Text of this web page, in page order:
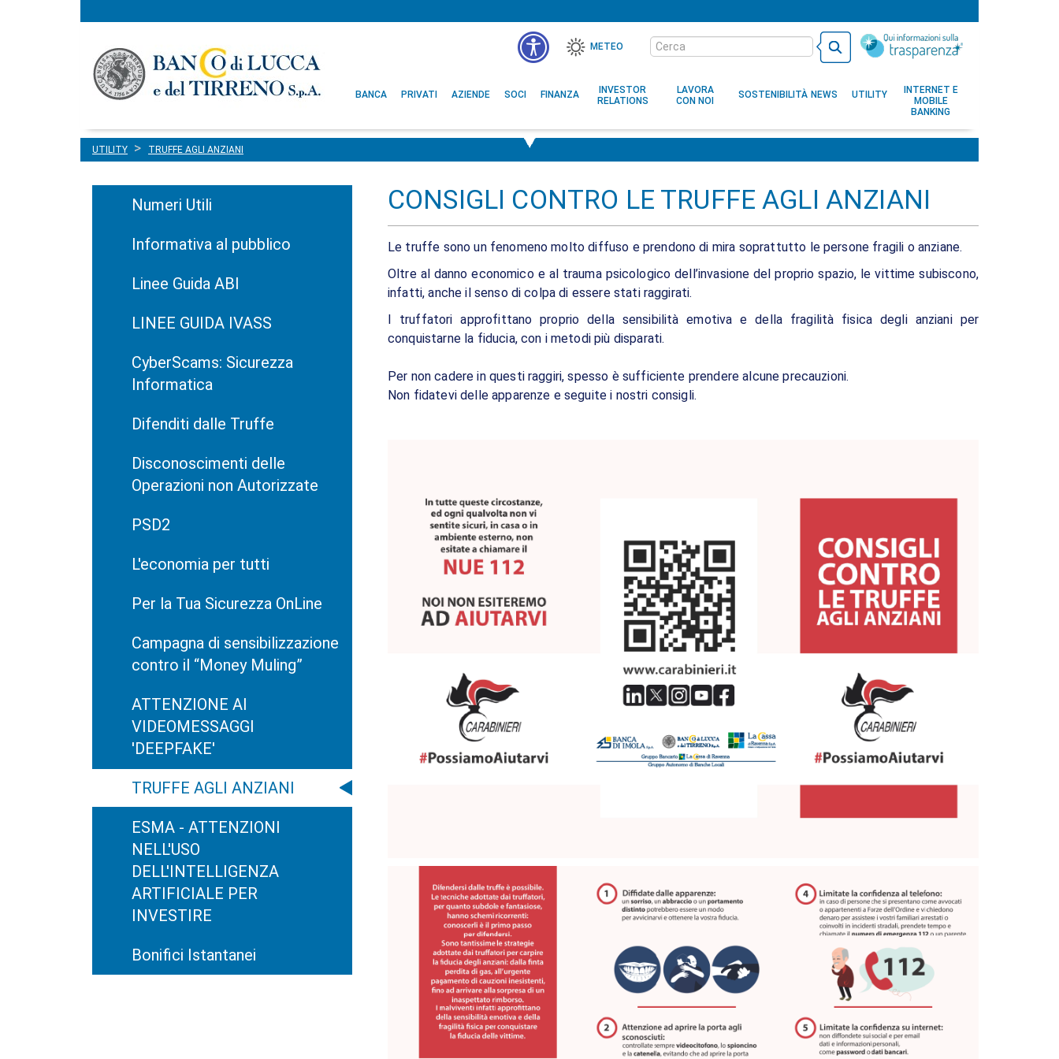
METEO
Cerca
nel
sito
principale
BANCA PRIVATI AZIENDE SOCI FINANZA
INVESTOR
RELATIONS
LAVORA
CON NOI
SOSTENIBILITÀ NEWS UTILITY
INTERNET E
MOBILE
BANKING
UTILITY TRUFFE AGLI ANZIANI
Numeri Utili
Informativa al pubblico
Linee Guida ABI
LINEE GUIDA IVASS
CyberScams: Sicurezza
Informatica
Difenditi dalle Truffe
Disconoscimenti delle
Operazioni non Autorizzate
PSD2
L'economia per tutti
Per la Tua Sicurezza OnLine
Campagna di sensibilizzazione
contro il “Money Muling”
ATTENZIONE AI
VIDEOMESSAGGI
'DEEPFAKE'
TRUFFE AGLI ANZIANI
ESMA - ATTENZIONI
NELL'USO
DELL'INTELLIGENZA
ARTIFICIALE PER
INVESTIRE
Bonifici Istantanei
CONSIGLI CONTRO LE TRUFFE AGLI ANZIANI
Le truffe sono un fenomeno molto diffuso e prendono di mira soprattutto le persone fragili o anziane.
Oltre al danno economico e al trauma psicologico dell’invasione del proprio spazio, le vittime subiscono,
infatti, anche il senso di colpa di essere stati raggirati.
I truffatori approfittano proprio della sensibilità emotiva e della fragilità fisica degli anziani per
conquistarne la fiducia, con i metodi più disparati.
Per non cadere in questi raggiri, spesso è sufficiente prendere alcune precauzioni.
Non fidatevi delle apparenze e seguite i nostri consigli.